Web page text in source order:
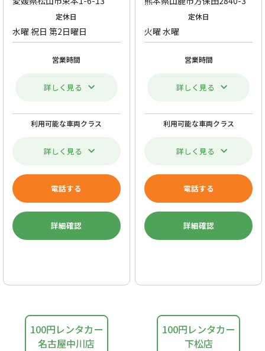
定休日
水曜 祝日 第2日曜日
営業時間
詳しく見る
利用可能な車両クラス
詳しく見る
電話する
詳細確認
定休日
火曜 水曜
営業時間
詳しく見る
利用可能な車両クラス
詳しく見る
電話する
詳細確認
100円レンタカー
名古屋中川店
100円レンタカー
下松店